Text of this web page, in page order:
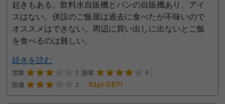
起きもある。飲料水自販機とパンの自販機あり、アイ
スはない。併設のご飯屋は過去に食べたが不味いので
オススメはできない。周辺に買い出しに出ないとご飯
を食べるのは難しい。
続きを読む
営業 3 接客
4
設備
3 51pt GET!